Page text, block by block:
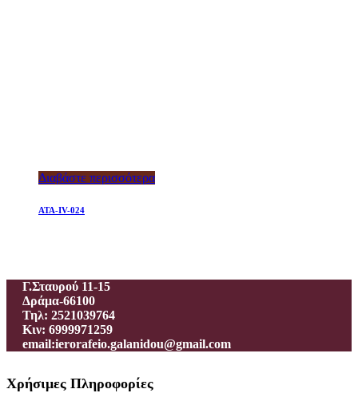
Διαβάστε περισσότερα
ATA-IV-024
Γ.Σταυρού 11-15
Δράμα-66100
Τηλ: 2521039764
Κιν: 6999971259
email:ierorafeio.galanidou@gmail.com
Χρήσιμες Πληροφορίες